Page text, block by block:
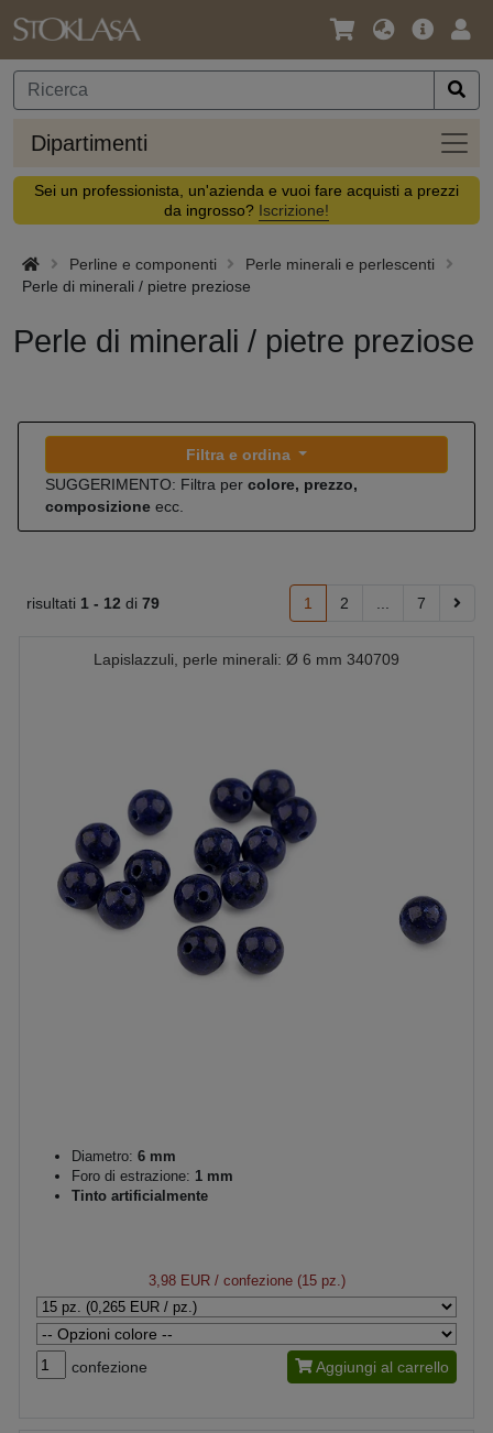
Lingua
Valuta
Offerta
Dipartimenti
Sei un professionista, un'azienda e vuoi fare acquisti a prezzi
da ingrosso? Iscrizione!
Perline e componenti
Perle minerali e perlescenti
Perle di minerali / pietre preziose
Perle di minerali / pietre preziose
Filtra e ordina
SUGGERIMENTO: Filtra per colore, prezzo,
composizione ecc.
risultati 1 - 12 di 79 1 2 7
Lapislazzuli, perle minerali: Ø 6 mm 340709
Diametro: 6 mm
Foro di estrazione: 1 mm
Tinto artificialmente
3,98 EUR/ confezione (15 pz.)
confezione Aggiungi al carrello